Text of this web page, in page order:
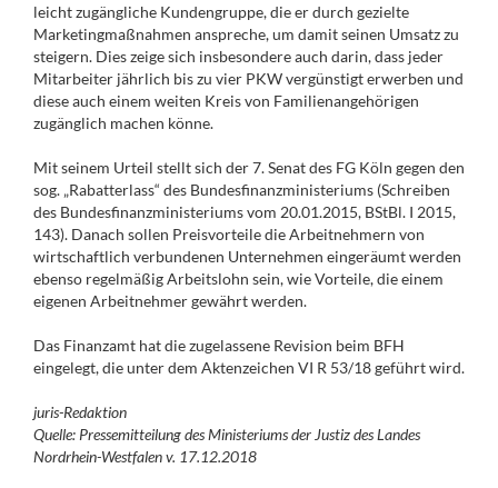
leicht zugängliche Kundengruppe, die er durch gezielte
Marketingmaßnahmen anspreche, um damit seinen Umsatz zu
steigern. Dies zeige sich insbesondere auch darin, dass jeder
Mitarbeiter jährlich bis zu vier PKW vergünstigt erwerben und
diese auch einem weiten Kreis von Familienangehörigen
zugänglich machen könne.
Mit seinem Urteil stellt sich der 7. Senat des FG Köln gegen den
sog. „Rabatterlass“ des Bundesfinanzministeriums (Schreiben
des Bundesfinanzministeriums vom 20.01.2015, BStBl. I 2015,
143). Danach sollen Preisvorteile die Arbeitnehmern von
wirtschaftlich verbundenen Unternehmen eingeräumt werden
ebenso regelmäßig Arbeitslohn sein, wie Vorteile, die einem
eigenen Arbeitnehmer gewährt werden.
Das Finanzamt hat die zugelassene Revision beim BFH
eingelegt, die unter dem Aktenzeichen VI R 53/18 geführt wird.
juris-Redaktion
Quelle: Pressemitteilung des Ministeriums der Justiz des Landes
Nordrhein-Westfalen v. 17.12.2018